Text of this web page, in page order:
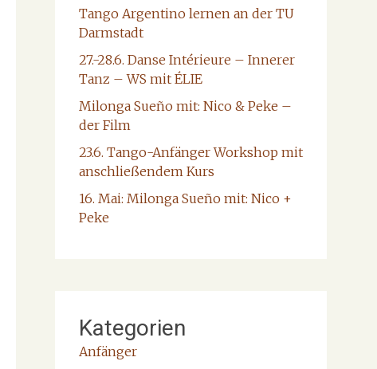
Tango Argentino lernen an der TU
Darmstadt
27.-28.6. Danse Intérieure – Innerer
Tanz – WS mit ÉLIE
Milonga Sueño mit: Nico & Peke –
der Film
23.6. Tango-Anfänger Workshop mit
anschließendem Kurs
16. Mai: Milonga Sueño mit: Nico +
Peke
Kategorien
Anfänger